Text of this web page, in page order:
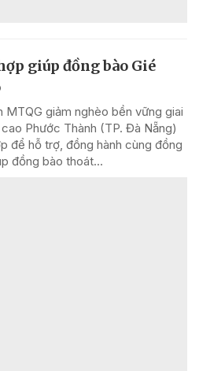
giúp đồng bào Gié
MTQG giảm nghèo bền vững giai
Phước Thành (TP. Đà Nẵng)
để hỗ trợ, đồng hành cùng đồng
đồng bào thoát...